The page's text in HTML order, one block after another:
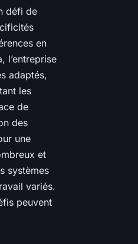
défi de
en
l’entreprise
adaptés,
les
de
des
une
et
systèmes
variés.
peuvent